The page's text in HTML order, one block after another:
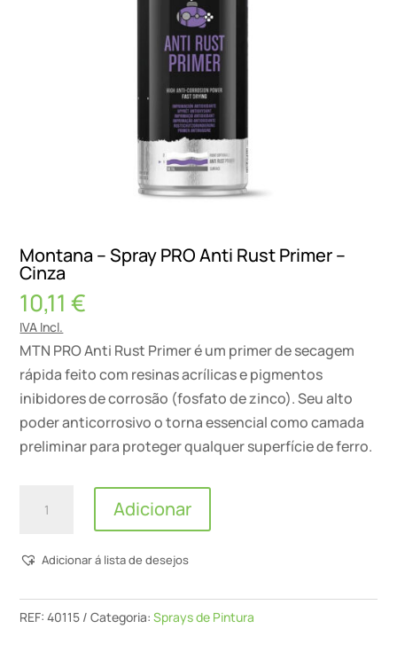
Montana – Spray PRO Anti Rust Primer –
Cinza
10,11€
IVA Incl.
MTN PRO Anti Rust Primer é um primer de secagem
rápida feito com resinas acrílicas e pigmentos
inibidores de corrosão (fosfato de zinco). Seu alto
poder anticorrosivo o torna essencial como camada
preliminar para proteger qualquer superfície de ferro.
Quantidade
-
PRO
Adicionar
Adicionar á lista de desejos
REF:40115 Categoria:Sprays de Pintura